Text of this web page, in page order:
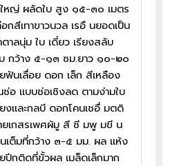
หญ่ ผลัดใบ สูง ๑๕-๓๐ เมตร
กสีเทาขาวนวล เรอื นยอดเป็น
ลนุ่ม ใบ เดี่ยว เรียงสลับ
กว้าง ๕-๑๓ ซม.ยาว ๑๐-๒๐
ฟันเลื่อย ดอก เล็ก สีเหลือง
อ แบบช่อเชิงลด ตามง่ามใบ
งและกลบี ดอกโคนเชอื่ มตดิ
ยเกสรเพศผ้มู สี ชี มพู มขี น
เต็มที่กว้าง ๓-๕ มม. ผล แห้ง
ปีกติดที่ขั้วผล เมล็ดเล็กมาก